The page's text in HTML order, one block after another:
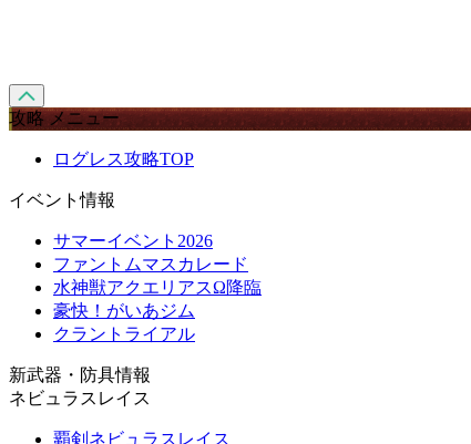
攻略 メニュー
ログレス攻略TOP
イベント情報
サマーイベント2026
ファントムマスカレード
水神獣アクエリアスΩ降臨
豪快！がいあジム
クラントライアル
新武器・防具情報
ネビュラスレイス
覇剣ネビュラスレイス